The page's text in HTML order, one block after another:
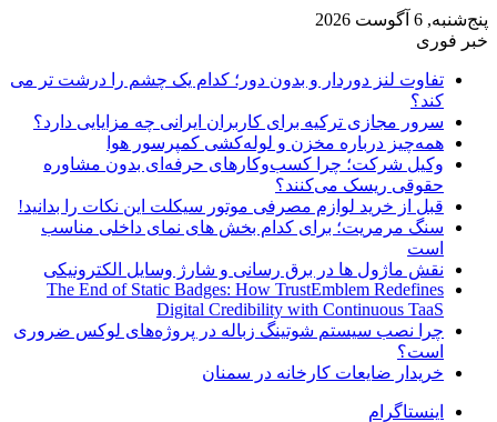
پنج‌شنبه, 6 آگوست 2026
خبر فوری
تفاوت لنز دوردار و بدون دور؛ کدام یک چشم را درشت تر می
کند؟
سرور مجازی ترکیه برای کاربران ایرانی چه مزایایی دارد؟
همه‌چیز درباره مخزن و لوله‌کشی کمپرسور هوا
وکیل شرکت؛ چرا کسب‌وکارهای حرفه‌ای بدون مشاوره
حقوقی ریسک می‌کنند؟
قبل از خرید لوازم مصرفی موتور سیکلت این نکات را بدانید!
سنگ مرمریت؛ برای کدام بخش های نمای داخلی مناسب
است
نقش ماژول ها در برق رسانی و شارژ وسایل الکترونیکی
The End of Static Badges: How TrustEmblem Redefines
Digital Credibility with Continuous TaaS
چرا نصب سیستم شوتینگ زباله در پروژه‌های لوکس ضروری
است؟
خریدار ضایعات کارخانه در سمنان
اینستاگرام